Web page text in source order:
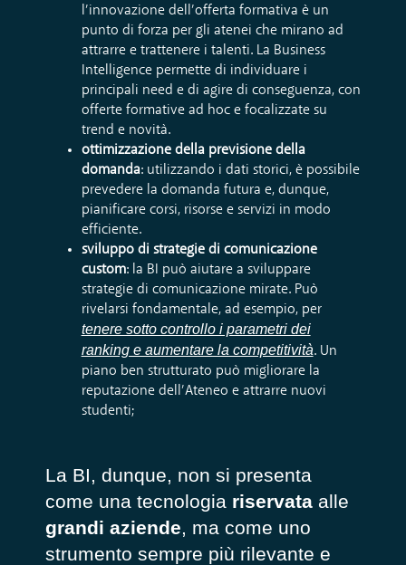
l’innovazione dell’offerta formativa è un
punto di forza per gli atenei che mirano ad
attrarre e trattenere i talenti. La Business
Intelligence permette di individuare i
principali need e di agire di conseguenza, con
offerte formative ad hoc e focalizzate su
trend e novità.
ottimizzazione della previsione della
domanda: utilizzando i dati storici, è possibile
prevedere la domanda futura e, dunque,
pianificare corsi, risorse e servizi in modo
efficiente.
sviluppo di strategie di comunicazione
custom: la BI può aiutare a sviluppare
strategie di comunicazione mirate. Può
rivelarsi fondamentale, ad esempio, per
tenere sotto controllo i parametri dei
ranking e aumentare la competitività. Un
piano ben strutturato può migliorare la
reputazione dell’Ateneo e attrarre nuovi
studenti;
La BI, dunque, non si presenta
come una tecnologia riservataalle
grandi aziende, ma come uno
strumento sempre più rilevante e